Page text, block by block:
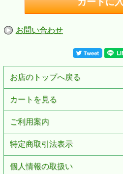
お問い合わせ
お店のトップへ戻る
カートを見る
ご利用案内
特定商取引法表示
個人情報の取扱い